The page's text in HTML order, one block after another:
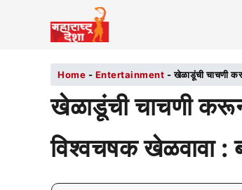
Home - Entertainment -खेळाडूंची चाचणी
खेळाडूंची चाचणी करून
विश्वचषक खेळवावा :